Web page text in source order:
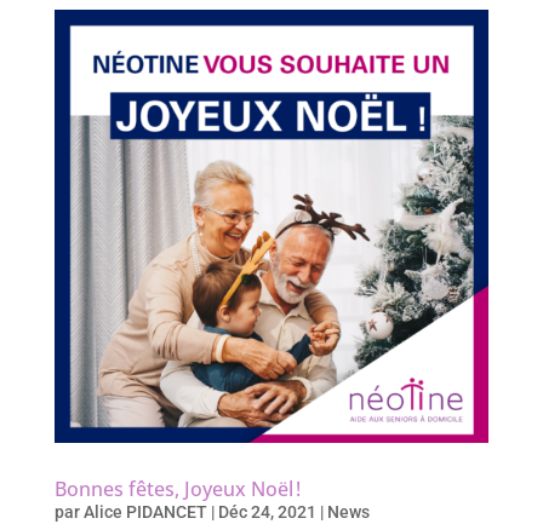
Bonnes fêtes, Joyeux Noël !
parAlice PIDANCET| Déc 24, 2021 | News